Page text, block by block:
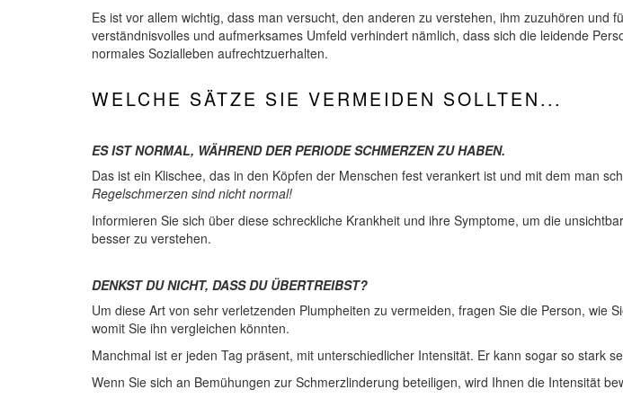
Es ist vor allem wichtig, dass man versucht, den anderen zu verstehen, ihm zuzuhören und
verständnisvolles und aufmerksames Umfeld verhindert nämlich, dass sich die leidende
normales Sozialleben aufrechtzuerhalten.
WELCHE SÄTZE SIE VERMEIDEN SOLLTEN...
ES IST NORMAL, WÄHREND DER PERIODE SCHMERZEN ZU HABEN.
Das ist ein Klischee, das in den Köpfen der Menschen fest verankert ist und mit dem man
Regelschmerzen sind nicht normal!
Informieren Sie sich über diese schreckliche Krankheit und ihre Symptome, um die
besser zu verstehen.
DENKST DU NICHT, DASS DU ÜBERTREIBST?
Um diese Art von sehr verletzenden Plumpheiten zu vermeiden, fragen Sie die Person, wie
womit Sie ihn vergleichen könnten.
Manchmal ist er jeden Tag präsent, mit unterschiedlicher Intensität. Er kann sogar so stark
Wenn Sie sich an Bemühungen zur Schmerzlinderung beteiligen, wird Ihnen die Intensität